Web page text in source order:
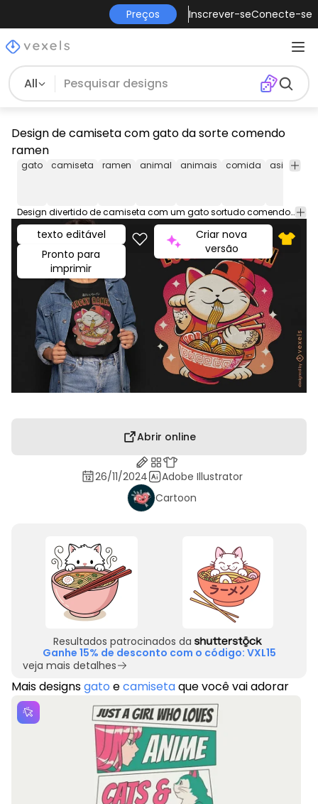
Preços Inscrever-seConecte-se
All
Design de camiseta com gato da sorte comendo
ramen
gato camiseta ramen animal animais comida asiática
Design divertido de camiseta com um gato sortudo comendo de uma tigela de ramen. Pode ser usado em camisetas, moletons e qualquer outra mercadoria. Pronto para usar no Merch by Amazon e outras plataformas de impressão sob demanda, como Redbubble, Teespring, Printful e outras.
texto editável
Pronto para
imprimir
Criar nova
versão
Abrir online
26/11/2024
Adobe Illustrator
Cartoon
Resultados patrocinados da
Ganhe 15% de desconto com o código: VXL15
veja mais detalhes
Mais designsgato ecamisetaque você vai adorar